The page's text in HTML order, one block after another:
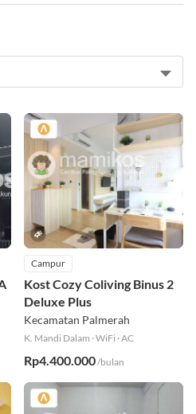
Campur
Kost Cozy Coliving Binus 2
Deluxe Plus
Kecamatan Palmerah
K. Mandi Dalam ·WiFi ·AC
Rp4.400.000/bulan